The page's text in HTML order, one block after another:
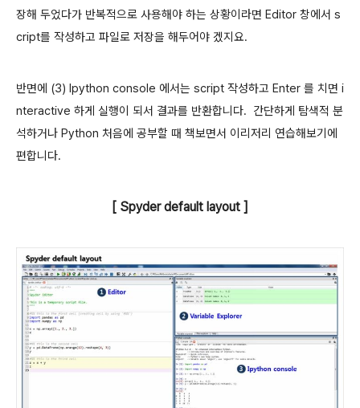
장해 두었다가 반복적으로 사용해야 하는 상황이라면 Editor 창에서 s
cript를 작성하고 파일로 저장을 해두어야 겠지요.
반면에 (3) Ipython console 에서는 script 작성하고 Enter 를 치면 i
nteractive 하게 실행이 되서 결과를 반환합니다. 간단하게 탐색적 분
석하거나 Python 처음에 공부할 때 책보면서 이리저리 연습해보기에
편합니다.
[ Spyder default layout ]